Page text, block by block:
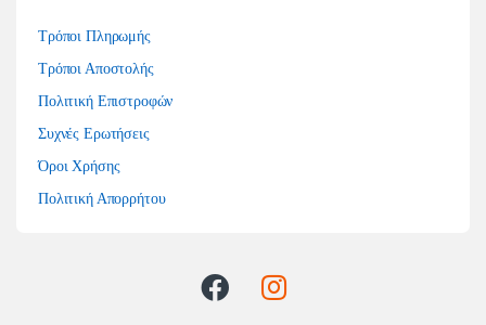
Τρόποι Πληρωμής
Τρόποι Αποστολής
Πολιτική Επιστροφών
Συχνές Ερωτήσεις
Όροι Χρήσης
Πολιτική Απορρήτου